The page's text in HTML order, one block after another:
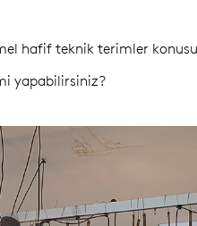
hafif teknik terimler
yapabilirsiniz?